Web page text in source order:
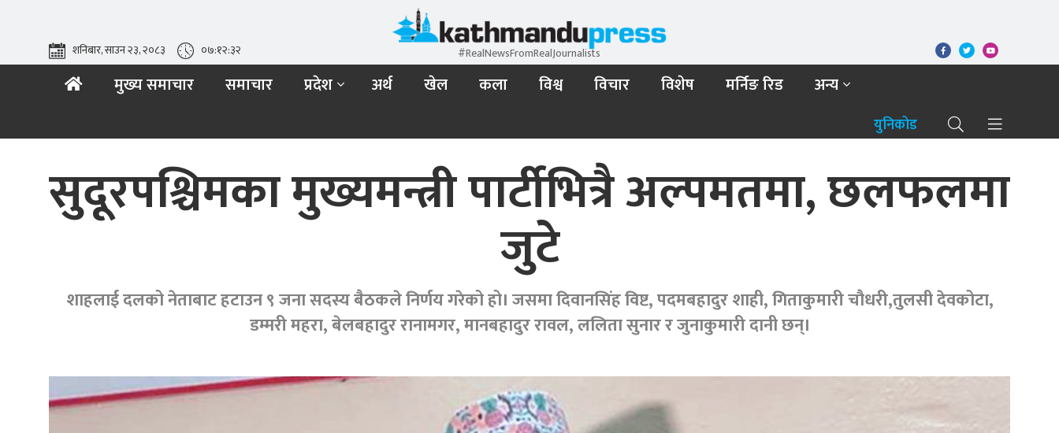
#RealNewsFromRealJournalists
शनिबार, साउन २३, २०८३ ०७:१२:३४
मुख्य समाचार समाचार प्रदेश अर्थ खेल कला विश्व विचार विशेष मर्निङ रिड अन्य
युनिकोड
सुदूरपश्चिमका मुख्यमन्त्री पार्टीभित्रै अल्पमतमा, छलफलमा
जुटे
शाहलाई दलको नेताबाट हटाउन ९ जना सदस्य बैठकले निर्णय गरेको हो। जसमा दिवानसिंह विष्ट, पदमबहादुर शाही, गिताकुमारी चौधरी,तुलसी देवकोटा,
डम्मरी महरा, बेलबहादुर रानामगर, मानबहादुर रावल, ललिता सुनार र जुनाकुमारी दानी छन्।